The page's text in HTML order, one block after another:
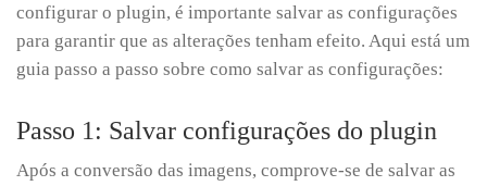
configurar o plugin, é importante salvar as configurações
para garantir que as alterações tenham efeito. Aqui está um
guia passo a passo sobre como salvar as configurações:
Passo 1: Salvar configurações do plugin
Após a conversão das imagens, comprove-se de salvar as